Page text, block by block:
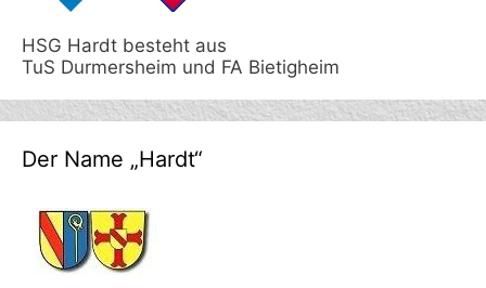
HSG Hardt besteht aus
TuS Durmersheim und FA Bietigheim
Der Name „Hardt“